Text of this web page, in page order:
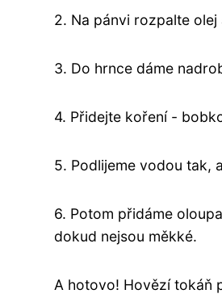
2. Na pánvi rozpalte
3. Do hrnce dáme
4. Přidejte koření -
5. Podlijeme vodou tak,
6. Potom přidáme
dokud nejsou měkké.
A hotovo! Hovězí tokáň